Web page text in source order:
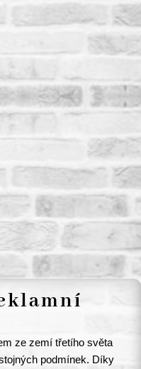
ze zemí třetího světa
podmínek. Díky